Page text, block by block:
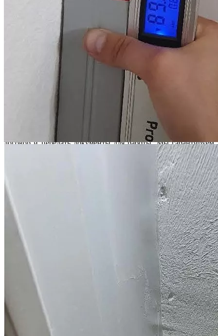
Обращаясь к нам, вы в первую очередь получаете
консультацию от профильного юриста. Он задаст уточняющие
вопросы, детально проанализирует предоставленные
документы, разработает эффективный план действий для
каждого конкретного случая, оценит возможную сумму
взыскания и представит вам предложение со стоимостью
услуги. При этом мы гибко подходим к порядку оплаты
юридических услуг, предлагая разные пакеты услуг и
варианты оплаты.
Всю работу по ведению дела мы берем на себя: проверка
застройщика, приемка объекта, проведение досудебной
строительной экспертизы, подготовка документов, защита
ваших интересов до поступления денег от застройщика на
ваш счет. Ваше участие в процессе минимально: подписать
договор и передать документы для работы. Мы гарантируем
полную конфиденциальность полученной от вас информации.
строительству и строительных
специалистов
Мы предлагаем комплексные услуги опытных специалистов
по приемке новостроек, строительных экспертов и юристов.
Приемка новостройки специалистом и консультации
юриста при приемке
Строительная экспертиза квартиры в новостройке
Взыскание с застройщика компенсации за строительные
недостатки
Взыскание с застройщика неустойки за просрочку по
ДДУ
Расторжение ДДУ в одностороннем порядке
Признание права собственности через суд
Проверка застройщика и новостройки
Юридическое сопровождение сделок